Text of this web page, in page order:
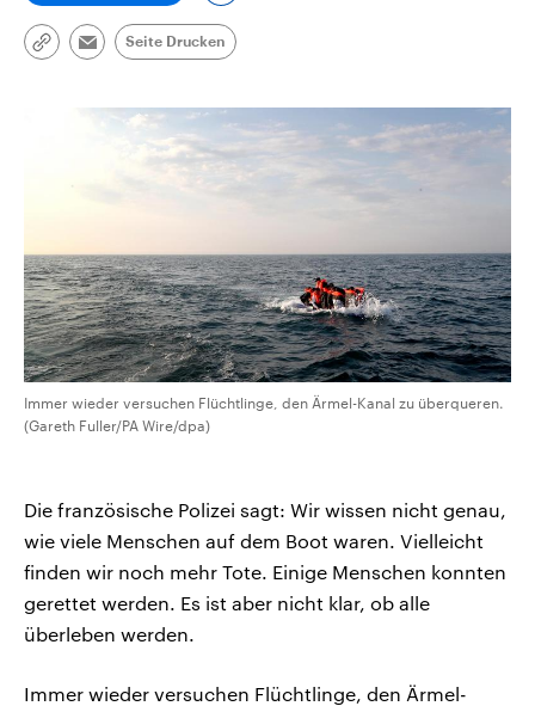
Link
Email
Seite Drucken
Immer wieder versuchen Flüchtlinge, den Ärmel-Kanal zu überqueren.
(Gareth Fuller/PA Wire/dpa)
Die französische Polizei sagt: Wir wissen nicht genau,
wie viele Menschen auf dem Boot waren. Vielleicht
finden wir noch mehr Tote. Einige Menschen konnten
gerettet werden. Es ist aber nicht klar, ob alle
überleben werden.
Immer wieder versuchen Flüchtlinge, den Ärmel-